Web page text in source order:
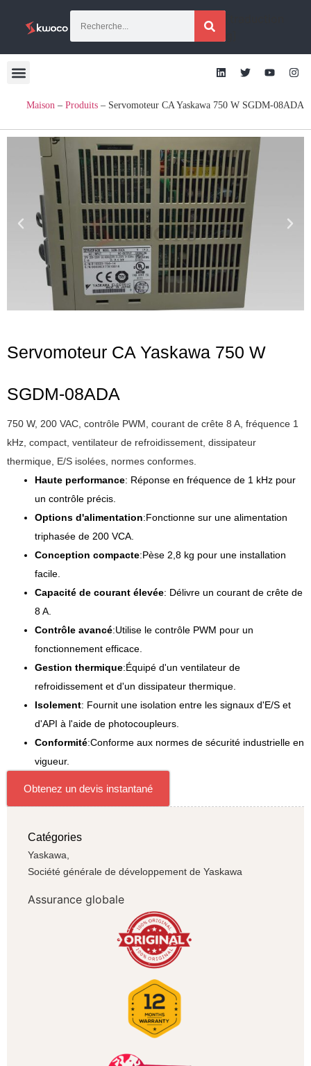
Maison – Produits – Servomoteur CA Yaskawa 750 W SGDM-08ADA
Servomoteur CA Yaskawa 750 W
SGDM-08ADA
750 W, 200 VAC, contrôle PWM, courant de crête 8 A, fréquence 1
kHz, compact, ventilateur de refroidissement, dissipateur
thermique, E/S isolées, normes conformes.
Haute performance: Réponse en fréquence de 1 kHz pour
un contrôle précis.
Options d'alimentation:Fonctionne sur une alimentation
triphasée de 200 VCA.
Conception compacte:Pèse 2,8 kg pour une installation
facile.
Capacité de courant élevée: Délivre un courant de crête de
8 A.
Contrôle avancé:Utilise le contrôle PWM pour un
fonctionnement efficace.
Gestion thermique:Équipé d'un ventilateur de
refroidissement et d'un dissipateur thermique.
Isolement: Fournit une isolation entre les signaux d'E/S et
d'API à l'aide de photocoupleurs.
Conformité:Conforme aux normes de sécurité industrielle en
vigueur.
Obtenez un devis instantané
Catégories
Yaskawa,
Société générale de développement de Yaskawa
Assurance globale